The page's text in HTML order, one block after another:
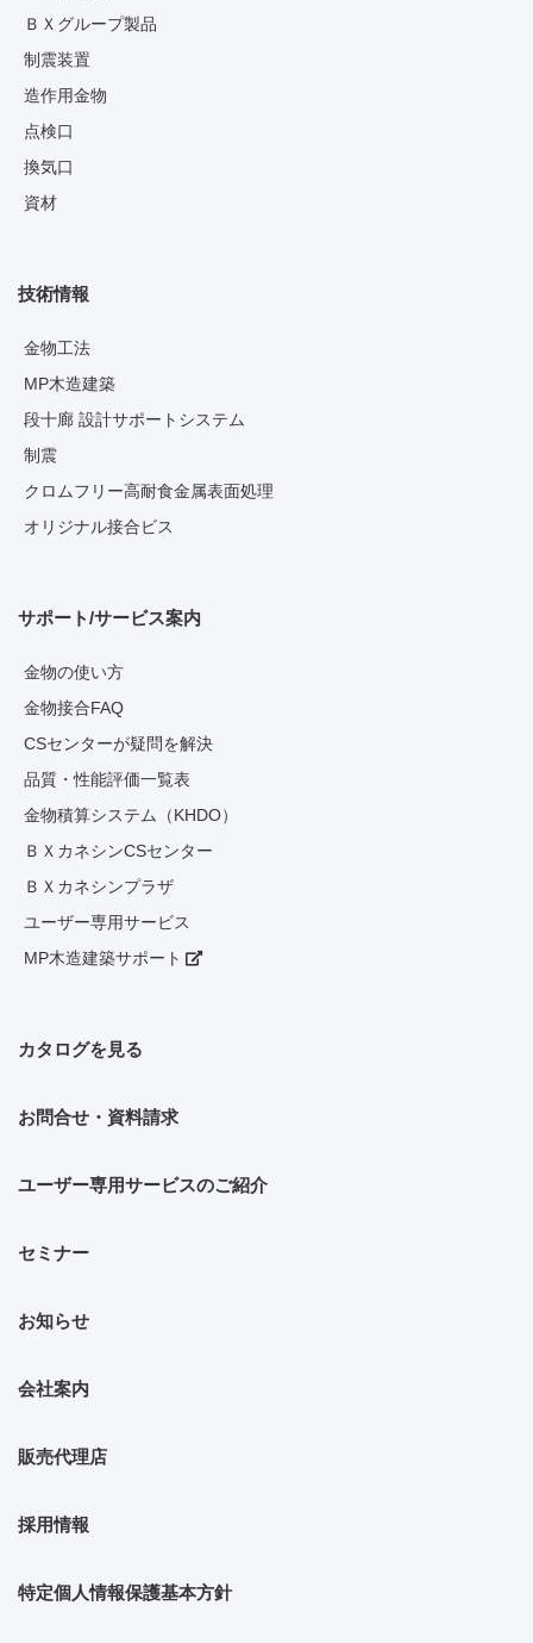
ＢＸグループ製品
制震装置
造作用金物
点検口
換気口
資材
技術情報
金物工法
MP木造建築
段十廊 設計サポートシステム
制震
クロムフリー高耐食金属表面処理
オリジナル接合ビス
サポート/サービス案内
金物の使い方
金物接合FAQ
CSセンターが疑問を解決
品質・性能評価一覧表
金物積算システム（KHDO）
ＢＸカネシンCSセンター
ＢＸカネシンプラザ
ユーザー専用サービス
MP木造建築サポート
カタログを見る
お問合せ・資料請求
ユーザー専用サービスのご紹介
セミナー
お知らせ
会社案内
販売代理店
採用情報
特定個人情報保護基本方針